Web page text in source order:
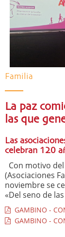
Familia
La paz
las que
Las
celebran 120
Con motivo
(Asociaciones
noviembre se
«Del seno de
GAMBINO -
GAMBINO -